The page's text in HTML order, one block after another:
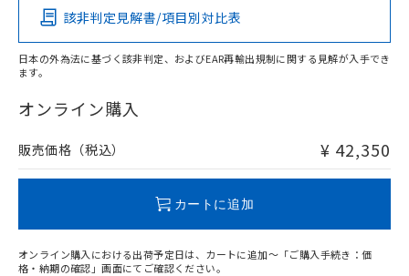
該非判定見解書/項目別対比表
日本の外為法に基づく該非判定、およびEAR再輸出規制に関する見解が入手でき
ます。
オンライン購入
販売価格（税込） ¥ 42,350
カートに追加
オンライン購入における出荷予定日は、カートに追加～「ご購入手続き：価
格・納期の確認」画面にてご確認ください。